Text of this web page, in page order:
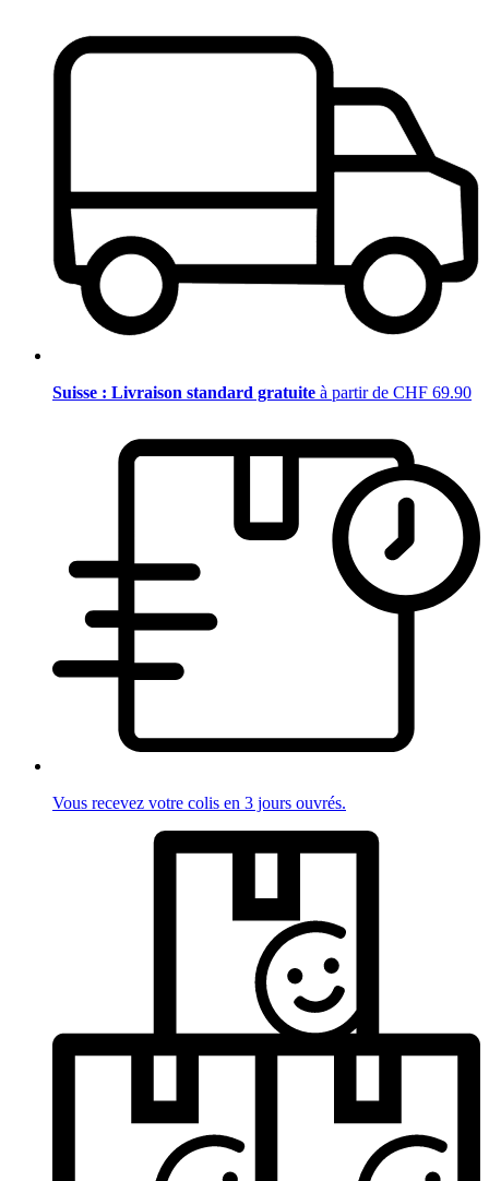
Suisse : Livraison standard gratuite à partir de CHF 69.90
Vous recevez votre colis en 3 jours ouvrés.